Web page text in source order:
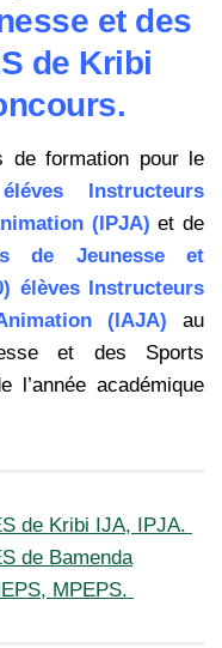
et des
de Kribi
de formation pour le
Instructeurs
(IPJA) et de
de Jeunesse et
élèves Instructeurs
(lAJA) au
et des Sports
académique
de Kribi IJA, IPJA.
de Bamenda
MPEPS.